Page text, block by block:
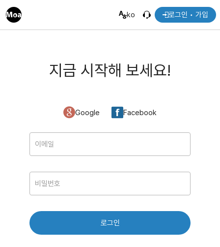
ko 로그인 • 가입
지금 시작해 보세요!
Google Facebook
로그인